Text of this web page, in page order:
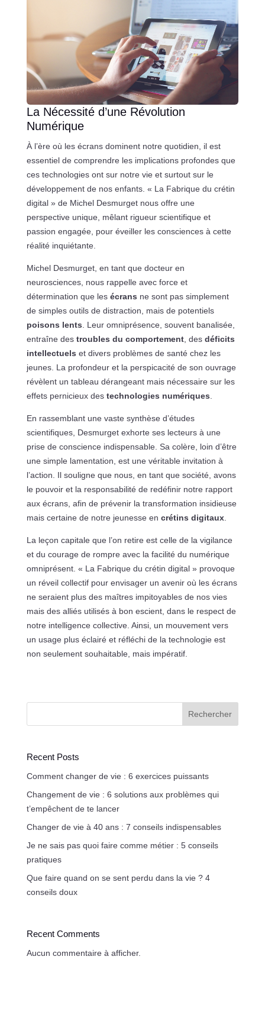
La Nécessité d’une Révolution
Numérique
À l’ère où les écrans dominent notre quotidien, il est
essentiel de comprendre les implications profondes que
ces technologies ont sur notre vie et surtout sur le
développement de nos enfants. « La Fabrique du crétin
digital » de Michel Desmurget nous offre une
perspective unique, mêlant rigueur scientifique et
passion engagée, pour éveiller les consciences à cette
réalité inquiétante.
Michel Desmurget, en tant que docteur en
neurosciences, nous rappelle avec force et
détermination que les écrans ne sont pas simplement
de simples outils de distraction, mais de potentiels
poisons lents. Leur omniprésence, souvent banalisée,
entraîne des troubles du comportement, des déficits
intellectuels et divers problèmes de santé chez les
jeunes. La profondeur et la perspicacité de son ouvrage
révèlent un tableau dérangeant mais nécessaire sur les
effets pernicieux des technologies numériques.
En rassemblant une vaste synthèse d’études
scientifiques, Desmurget exhorte ses lecteurs à une
prise de conscience indispensable. Sa colère, loin d’être
une simple lamentation, est une véritable invitation à
l’action. Il souligne que nous, en tant que société, avons
le pouvoir et la responsabilité de redéfinir notre rapport
aux écrans, afin de prévenir la transformation insidieuse
mais certaine de notre jeunesse en crétins digitaux.
La leçon capitale que l’on retire est celle de la vigilance
et du courage de rompre avec la facilité du numérique
omniprésent. « La Fabrique du crétin digital » provoque
un réveil collectif pour envisager un avenir où les écrans
ne seraient plus des maîtres impitoyables de nos vies
mais des alliés utilisés à bon escient, dans le respect de
notre intelligence collective. Ainsi, un mouvement vers
un usage plus éclairé et réfléchi de la technologie est
non seulement souhaitable, mais impératif.
Rechercher
Recent Posts
Comment changer de vie : 6 exercices puissants
Changement de vie : 6 solutions aux problèmes qui
t’empêchent de te lancer
Changer de vie à 40 ans : 7 conseils indispensables
Je ne sais pas quoi faire comme métier : 5 conseils
pratiques
Que faire quand on se sent perdu dans la vie ? 4
conseils doux
Recent Comments
Aucun commentaire à afficher.